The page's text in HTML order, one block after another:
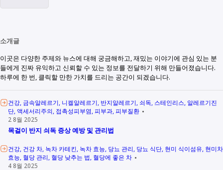
소개글
이곳은 다양한 주제와 뉴스에 대해 궁금해하고, 재밌는 이야기에 관심 있는 분
들에게 진짜 유익하고 신뢰할 수 있는 정보를 전달하기 위해 만들어졌습니다.
하루에 한 번, 클릭할 만한 가치를 드리는 공간이 되겠습니다.
건강 금속알레르기 니켈알레르기 반지알레르기 쇠독 스테인리스 알레르기진
단 액세서리주의 접촉성피부염 피부과 피부질환
2 8월 2025
목걸이 반지 쇠독 증상 예방 및 관리법
건강 건강 차 녹차 카테킨 녹차 효능 당뇨 관리 당뇨 식단 현미 식이섬유 현미차
효능 혈당 관리 혈당 낮추는 법 혈당에 좋은 차
4 8월 2025